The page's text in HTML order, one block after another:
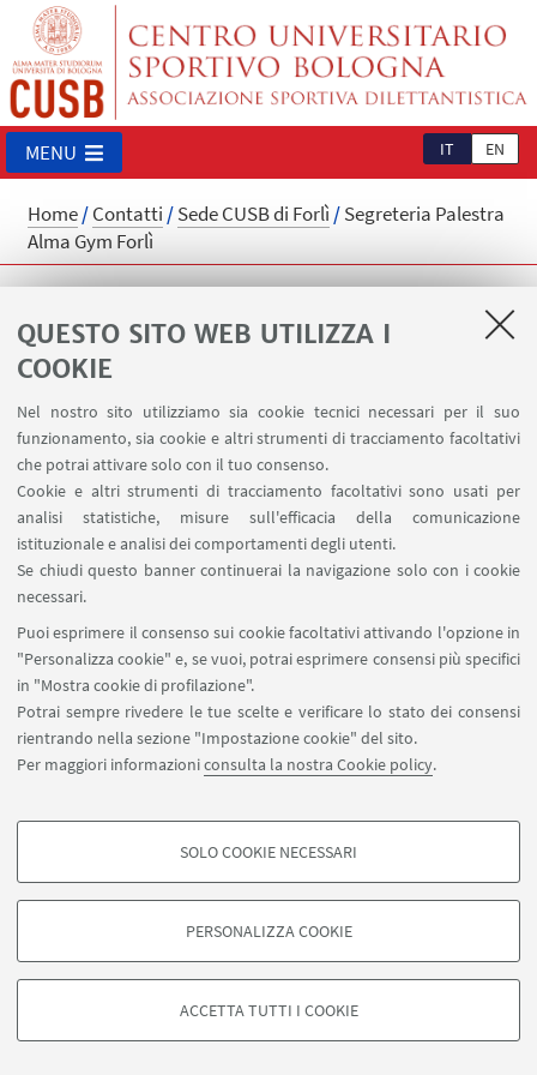
QUESTO SITO WEB UTILIZZA I
COOKIE
Nel nostro sito utilizziamo sia cookie tecnici necessari per il suo
funzionamento, sia cookie e altri strumenti di tracciamento facoltativi
che potrai attivare solo con il tuo consenso.
Cookie e altri strumenti di tracciamento facoltativi sono usati per
analisi statistiche, misure sull'efficacia della comunicazione
istituzionale e analisi dei comportamenti degli utenti.
Se chiudi questo banner continuerai la navigazione solo con i cookie
necessari.
Puoi esprimere il consenso sui cookie facoltativi attivando l'opzione in
"Personalizza cookie" e, se vuoi, potrai esprimere consensi più specifici
in "Mostra cookie di profilazione".
Potrai sempre rivedere le tue scelte e verificare lo stato dei consensi
rientrando nella sezione "Impostazione cookie" del sito.
Per maggiori informazioniconsulta la nostra Cookie policy.
COOKIE DI PROFILAZIONE - FACOLTATIVI
degli utenti, creare profili in base al loro comportamento sul sito, per analisi
di marketing.
Google/Youtube Video
SOLO COOKIE NECESSARI
PERSONALIZZA COOKIE
ACCETTA TUTTI I COOKIE
IT EN
MENU
Home/Contatti /Sede CUSB di Forlì /Segreteria Palestra
Alma Gym Forlì
c/o Studentato "Sassi-Masini" - via Sassi, 17 (centro
storico - Forlì)
Approfondisci
cusb.fo@unibo.it
Orario di apertura dal 01/09/2025 al 27/07/2026:
lunedì 12:00-21:30
martedì-mercoledì-giovedì-venerdì 9:00-21:30
sabato 11:00-18:00
‼️❌GIORNI DI CHIUSURA 2025/2026❌‼️:
8 dicembre |dal 23 dicembre → al 6 gennaio | dal 3 →
al 6 aprile |25 aprile | 1 maggio | 2 giugno| dal 28
luglio al 31 agosto
☎️telefono: 0543560581
Seguici su:
©Copyright 2026 - ALMA MATER STUDIORUM - Università di
Privacy- Note legali-Impostazioni Cookie